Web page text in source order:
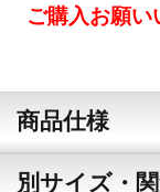
ご購入お願い
商品仕様
別サイズ・